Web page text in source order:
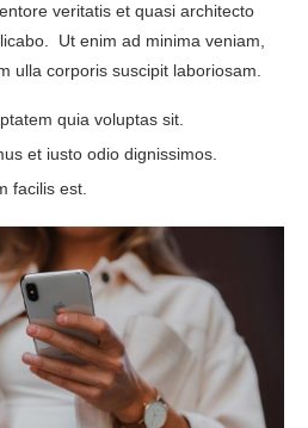
veritatis et quasi architecto
Ut enim ad minima veniam,
ulla corporis suscipit laboriosam.
quia voluptas sit.
et iusto odio dignissimos.
facilis est.